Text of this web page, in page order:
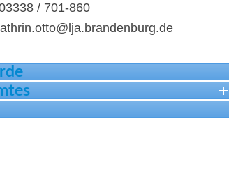
/ 701-860